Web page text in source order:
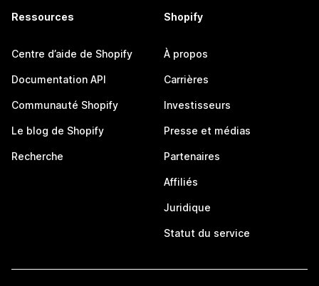
Ressources
Centre d’aide de Shopify
Documentation API
Communauté Shopify
Le blog de Shopify
Recherche
Shopify
À propos
Carrières
Investisseurs
Presse et médias
Partenaires
Affiliés
Juridique
Statut du service